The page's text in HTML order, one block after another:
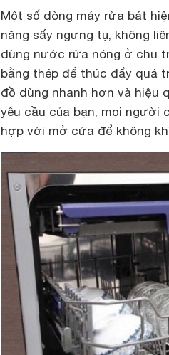
Một số dòng máy rửa bát
năng sấy ngưng tụ, không
dùng nước rửa nóng ở chu
bằng thép để thúc đẩy quá
đồ dùng nhanh hơn và hiệu
yêu cầu của bạn, mọi người
hợp với mở cửa để không